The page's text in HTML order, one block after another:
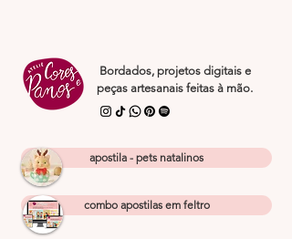
Bordados, projetos digitais e
peças artesanais feitas à mão.
apostila - pets natalinos
combo apostilas em feltro